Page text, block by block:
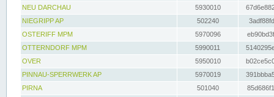
NEU DARCHAU
5930010
NIEGRIPP AP
502240
OSTERIFF MPM
5970096
OTTERNDORF MPM
5990011
OVER
5950010
PINNAU-SPERRWERK AP
5970019
PIRNA
501040